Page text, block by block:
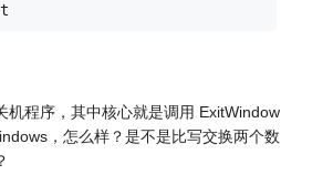
机程序，其中核心就是调用 ExitWindow
，怎么样？是不是比写交换两个数